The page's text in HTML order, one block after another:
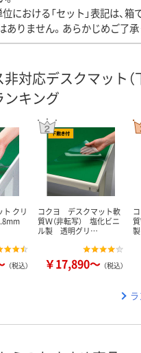
位における「セット」表記は、
ありません。あらかじめご了承
対応デスクマット（
ンキング
ト クリ
（税込）
コクヨ デスクマット軟
質Ｗ（非転写） 塩化ビニ
ル製 透明グリ…
￥17,890～ （税込）